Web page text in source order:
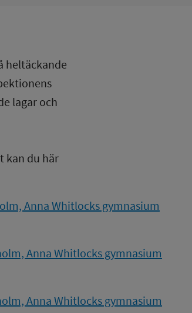
heltäckande
lagar och
kan du här
Anna Whitlocks gymnasium
Anna Whitlocks gymnasium
Anna Whitlocks gymnasium